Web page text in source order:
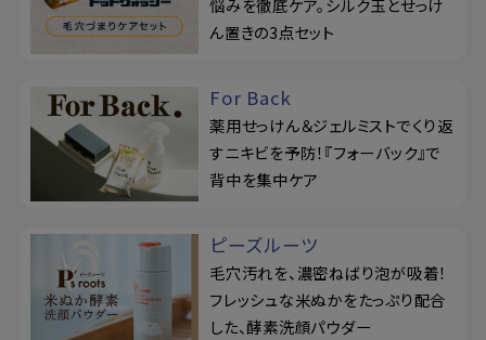
悩みを徹底ケア。シルク玉とせっけ
ん置きの3点セット
For Back
薬用せっけん＆ジェルミストでくり返
すニキビを予防！『フォーバック』で
背中を集中ケア
ピーズルーツ
毛穴汚れを、濃密ねばり泡が吸着！
フレッシュな米ぬかをたっぷり配合
した、酵素洗顔パウダー